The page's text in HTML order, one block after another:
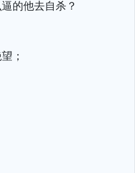
的他去自杀？
；